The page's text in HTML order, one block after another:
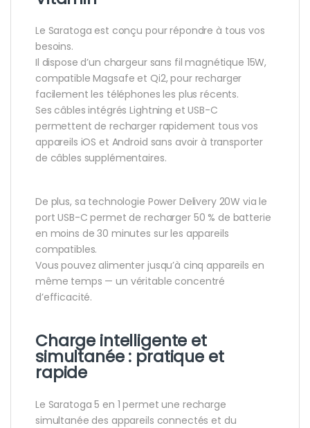
Le Saratoga est conçu pour répondre à tous vos
besoins.
Il dispose d’un chargeur sans fil magnétique 15W,
compatible Magsafe et Qi2, pour recharger
facilement les téléphones les plus récents.
Ses câbles intégrés Lightning et USB-C
permettent de recharger rapidement tous vos
appareils iOS et Android sans avoir à transporter
de câbles supplémentaires.
De plus, sa technologie Power Delivery 20W via le
port USB-C permet de recharger 50 % de batterie
en moins de 30 minutes sur les appareils
compatibles.
Vous pouvez alimenter jusqu’à cinq appareils en
même temps — un véritable concentré
d’efficacité.
Charge intelligente et
simultanée : pratique et
rapide
Le Saratoga 5 en 1 permet une recharge
simultanée des appareils connectés et du